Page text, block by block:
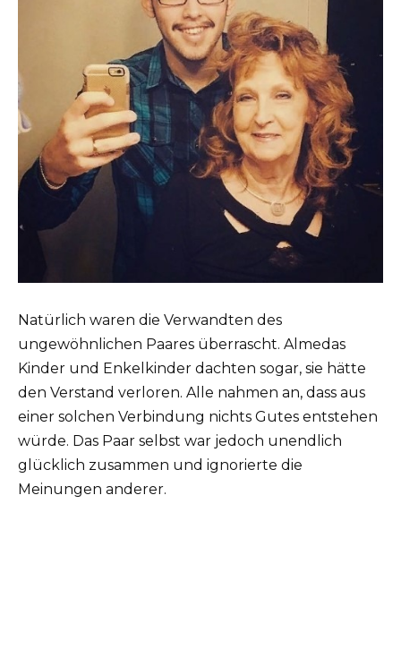
Natürlich waren die Verwandten des
ungewöhnlichen Paares überrascht. Almedas
Kinder und Enkelkinder dachten sogar, sie hätte
den Verstand verloren. Alle nahmen an, dass aus
einer solchen Verbindung nichts Gutes entstehen
würde. Das Paar selbst war jedoch unendlich
glücklich zusammen und ignorierte die
Meinungen anderer.